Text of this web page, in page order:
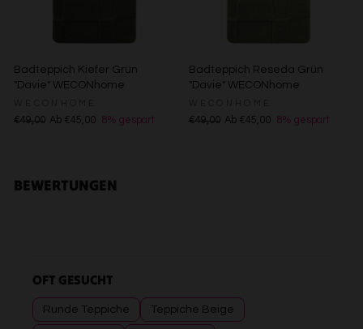
Badteppich Kiefer Grün
"Davie" WECONhome
€49,00 Ab €45,00 8% gespart
Badteppich Reseda Grün
"Davie" WECONhome
€49,00 Ab €45,00 8% gespart
BEWERTUNGEN
OFT GESUCHT
Runde Teppiche Teppiche Beige